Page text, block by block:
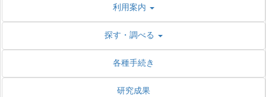
利用案内
探す・調べる
各種手続き
研究成果